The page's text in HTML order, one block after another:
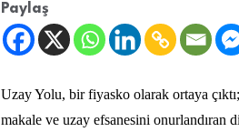
Paylaş
Uzay Yolu, bir fiyasko olarak ortaya
makale ve uzay efsanesini onurlandıran